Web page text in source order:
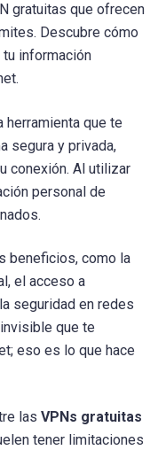
gratuitas que ofrecen
Descubre cómo
información
herramienta que te
segura y privada,
conexión. Al utilizar
personal de
beneficios, como la
el acceso a
seguridad en redes
que te
eso es lo que hace
las VPNs gratuitas
tener limitaciones